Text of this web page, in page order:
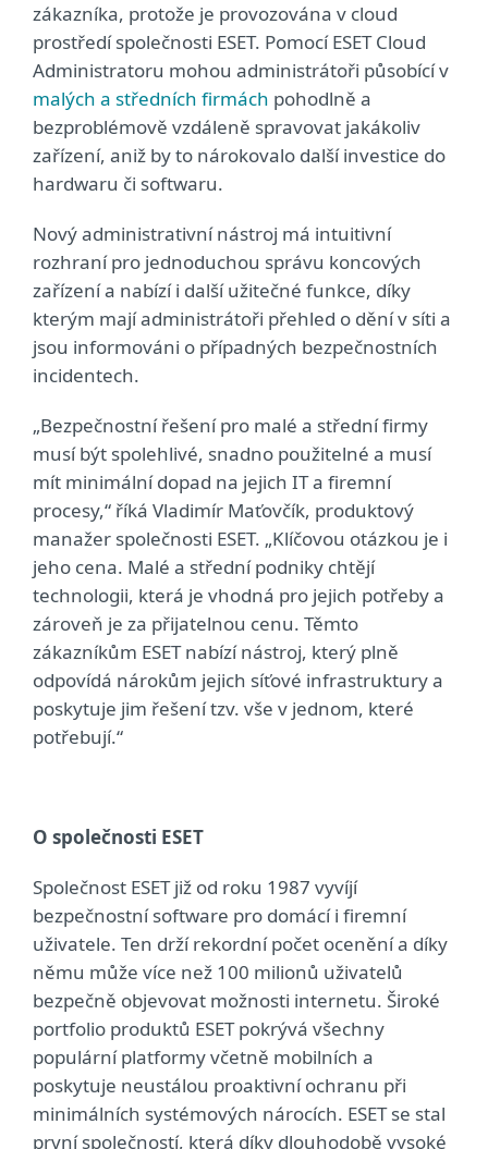
zákazníka, protože je provozována v cloud
prostředí společnosti ESET. Pomocí ESET Cloud
Administratoru mohou administrátoři působící v
malých a středních firmách pohodlně a
bezproblémově vzdáleně spravovat jakákoliv
zařízení, aniž by to nárokovalo další investice do
hardwaru či softwaru.
Nový administrativní nástroj má intuitivní
rozhraní pro jednoduchou správu koncových
zařízení a nabízí i další užitečné funkce, díky
kterým mají administrátoři přehled o dění v síti a
jsou informováni o případných bezpečnostních
incidentech.
„Bezpečnostní řešení pro malé a střední firmy
musí být spolehlivé, snadno použitelné a musí
mít minimální dopad na jejich IT a firemní
procesy,“ říká Vladimír Maťovčík, produktový
manažer společnosti ESET. „Klíčovou otázkou je i
jeho cena. Malé a střední podniky chtějí
technologii, která je vhodná pro jejich potřeby a
zároveň je za přijatelnou cenu. Těmto
zákazníkům ESET nabízí nástroj, který plně
odpovídá nárokům jejich síťové infrastruktury a
poskytuje jim řešení tzv. vše v jednom, které
potřebují.“
O společnosti ESET
Společnost ESET již od roku 1987 vyvíjí
bezpečnostní software pro domácí i firemní
uživatele. Ten drží rekordní počet ocenění a díky
němu může více než 100 milionů uživatelů
bezpečně objevovat možnosti internetu. Široké
portfolio produktů ESET pokrývá všechny
populární platformy včetně mobilních a
poskytuje neustálou proaktivní ochranu při
minimálních systémových nárocích. ESET se stal
první společností, která díky dlouhodobě vysoké